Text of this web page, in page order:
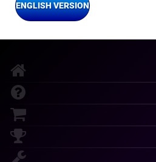
ENGLISH VERSION